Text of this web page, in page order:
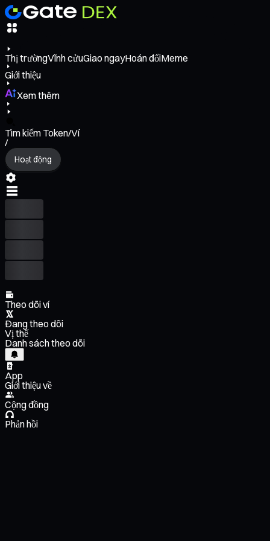
Thị trườngVĩnh cửuGiao ngayHoán đổiMeme
Giới thiệu
Xem thêm
Tìm kiếm Token/Ví
/
Hoạt động
Theo dõi ví
Đang theo dõi
Vị thế
Danh sách theo dõi
App
Giới thiệu về
Cộng đồng
Phản hồi